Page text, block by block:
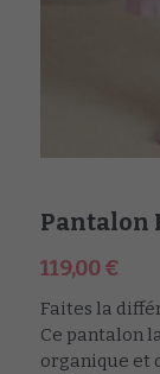
Pantalon
119,00 €
Faites la
Ce pantalon
organique et